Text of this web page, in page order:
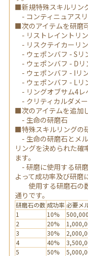
■新規特殊スキルリン
- コンティニュアス
■次のアイテムを研磨
- リストレイントリ
- リスクテイカーリ
- ウェポンバフ - Sリ
- ウェポンバフ - Dリ
- ウェポンバフ - Iリ
- ウェポンバフ - Lリ
- リングオブサム4レ
- クリティカルダメ
■次のアイテムを追加
- 生命の研磨石
■特殊スキルリングの
- 生命の研磨石とメ
リングを決められた確
ます。
- 研磨に使用する研
よって成功率及び研磨
使用する研磨石の数
通りです。
研磨石の数 成功率 必要メ
1
10%
2
20%
3
30%
4
40%
5
50%